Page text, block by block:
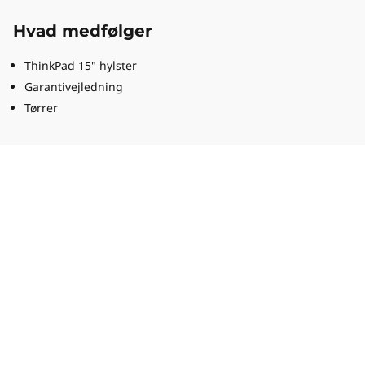
Hvad medfølger
ThinkPad 15" hylster
Garantivejledning
Tørrer